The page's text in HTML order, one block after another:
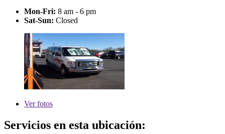
Mon-Fri: 8 am - 6 pm
Sat-Sun: Closed
Verfotos
Servicios en esta ubicación: